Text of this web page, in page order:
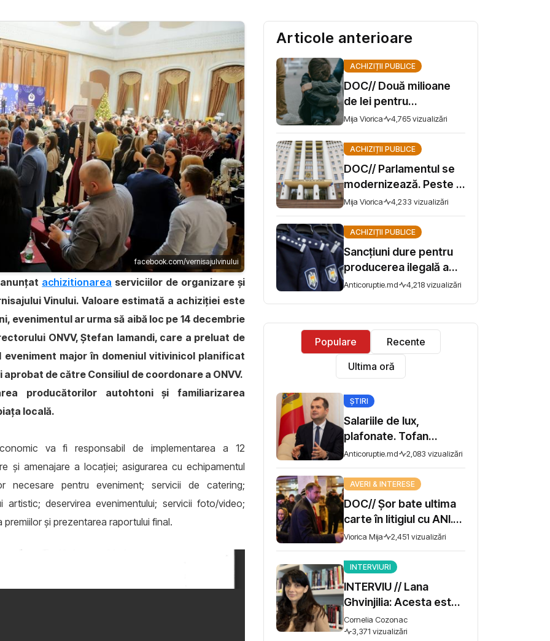
facebook.com/vernisajulvinului
anunțat achizitionarea serviciilor de organizare și
Vinului. Valoare estimată a achiziției este
evenimentul ar urma să aibă loc pe 14 decembrie
ONVV, Ștefan Iamandi, care a preluat de
major în domeniul vitivinicol planificat
de către Consiliul de coordonare a ONVV.
producătorilor autohtoni și familiarizarea
locală.
va fi responsabil de implementarea a 12
și amenajare a locației; asigurarea cu echipamentul
necesare pentru eveniment; servicii de catering;
artistic; deservirea evenimentului; servicii foto/video;
premiilor și prezentarea raportului final.
Articole anterioare
ACHIZIȚII PUBLICE
DOC// Două milioane
de lei pentru
prevenirea bullying-ului
școlar. Ministerul
Educației vrea să
instruiască peste 2000
de profesori
Mija Viorica 4,765 vizualizări
ACHIZIȚII PUBLICE
DOC// Parlamentul se
modernizează. Peste 2
milioane de lei pentru
videoconferințe
Mija Viorica 4,233 vizualizări
ACHIZIȚII PUBLICE
Sancțiuni dure pentru
producerea ilegală a
uniformelor de serviciu
Anticoruptie.md 4,218 vizualizări
Populare
Recente
Ultima oră
ȘTIRI
Salariile de lux,
plafonate. Tofan
propune moratoriu
pentru prime și
bonusuri
Anticoruptie.md 2,083 vizualizări
AVERI & INTERESE
DOC// Șor bate ultima
carte în litigiul cu ANI.
Miza - 10 milioane de lei
Viorica Mija 2,451 vizualizări
INTERVIURI
INTERVIU // Lana
Ghvinjilia: Acesta este
și războiul nostru. Fără
victoria Ucrainei,
Cornelia Cozonac
3,371 vizualizări